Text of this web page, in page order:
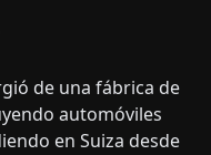
de una fábrica de
automóviles
en Suiza desde